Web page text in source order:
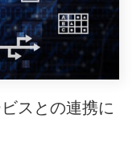
スとの連携に